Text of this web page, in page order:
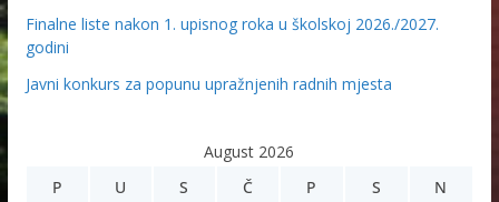
Finalne liste nakon 1. upisnog roka u školskoj 2026./2027.
godini
Javni konkurs za popunu upražnjenih radnih mjesta
August 2026
P
U S Č P S N